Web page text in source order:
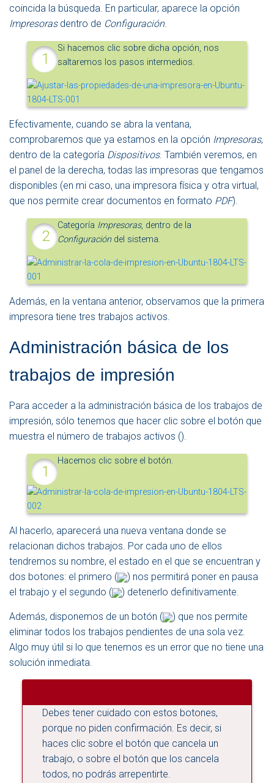
coincida la búsqueda. En particular, aparece la opción
Impresorasdentro de Configuración.
Si hacemos clic sobre dicha opción, nos
saltaremos los pasos intermedios.
Efectivamente, cuando se abra la ventana,
comprobaremos que ya estamos en la opción Impresoras,
dentro de la categoría Dispositivos. También veremos, en
el panel de la derecha, todas las impresoras que tengamos
disponibles (en mi caso, una impresora física y otra virtual,
que nos permite crear documentos en formato PDF).
Categoría Impresoras, dentro de la
Configuracióndel sistema.
Además, en la ventana anterior, observamos que la primera
impresora tiene tres trabajos activos.
Administración básica de los
trabajos de impresión
Para acceder a la administración básica de los trabajos de
impresión, sólo tenemos que hacer clic sobre el botón que
muestra el número de trabajos activos ().
Hacemos clic sobre el botón.
Al hacerlo, aparecerá una nueva ventana donde se
relacionan dichos trabajos. Por cada uno de ellos
tendremos su nombre, el estado en el que se encuentran y
dos botones: el primero (
) nos permitirá poner en pausa
el trabajo y el segundo (
) detenerlo definitivamente.
Además, disponemos de un botón (
) que nos permite
eliminar todos los trabajos pendientes de una sola vez.
Algo muy útil si lo que tenemos es un error que no tiene una
solución inmediata.
Debes tener cuidado con estos botones,
porque no piden confirmación. Es decir, si
haces clic sobre el botón que cancela un
trabajo, o sobre el botón que los cancela
todos, no podrás arrepentirte.